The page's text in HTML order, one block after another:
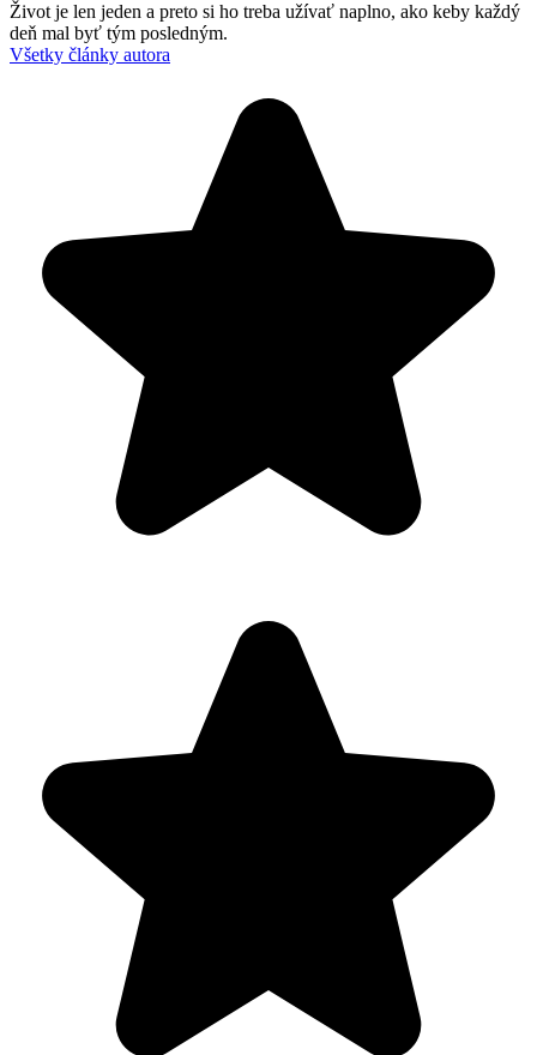
Život je len jeden a preto si ho treba užívať naplno, ako keby každý
deň mal byť tým posledným.
Všetky články autora